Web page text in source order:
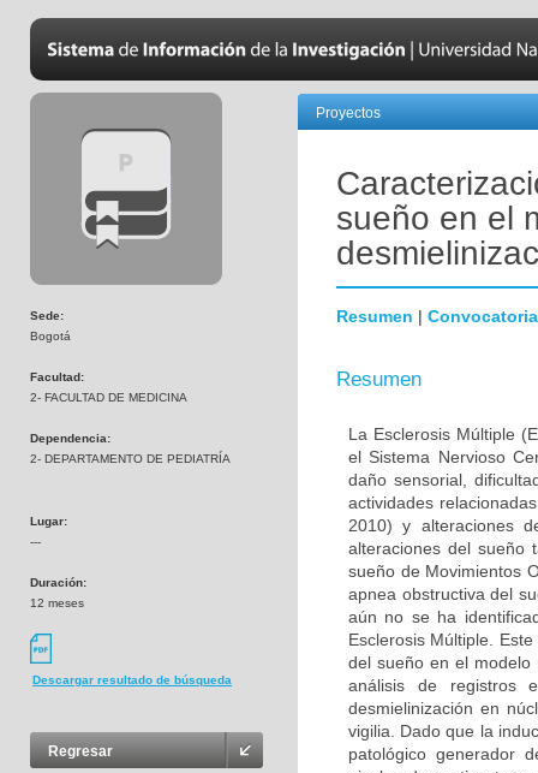
Sede:
Bogotá
Facultad:
2- FACULTAD DE MEDICINA
Dependencia:
2- DEPARTAMENTO DE PEDIATRÍA
Lugar:
---
Duración:
12 meses
Descargar resultado de búsqueda
Regresar
Proyectos
sueño en el
Resumen | Convocatoria
Resumen
La Esclerosis Múltiple
el Sistema Nervioso
daño sensorial,
actividades
2010) y alteraciones
alteraciones del sueño
sueño de Movimientos
apnea obstructiva del
aún no se ha
Esclerosis Múltiple.
del sueño en el modelo
análisis de registros
desmielinización en
vigilia. Dado que la
patológico generador